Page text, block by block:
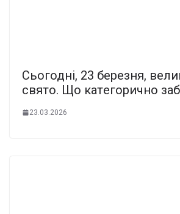
Cьогодні, 23 бepeзня,
cвято. Що кaтeгоpично
23.03.2026